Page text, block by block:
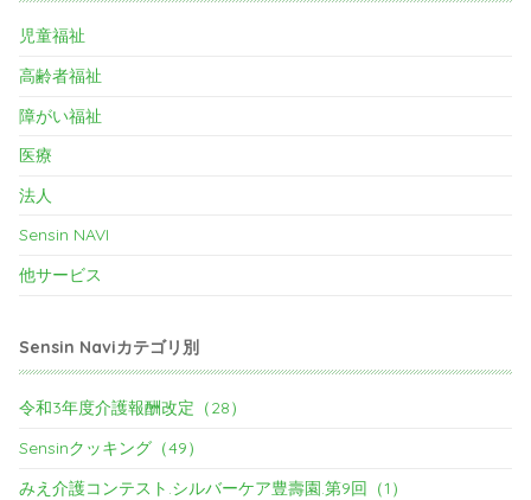
児童福祉
高齢者福祉
障がい福祉
医療
法人
Sensin NAVI
他サービス
Sensin Naviカテゴリ別
令和3年度介護報酬改定（28）
Sensinクッキング（49）
みえ介護コンテスト.シルバーケア豊壽園.第9回（1）